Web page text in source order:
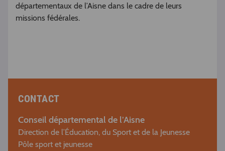
départementaux de l’Aisne dans le cadre de leurs
missions fédérales.
CONTACT
Conseil départemental de l’Aisne
Direction de l’Éducation, du Sport et de la Jeunesse
Pôle sport et jeunesse